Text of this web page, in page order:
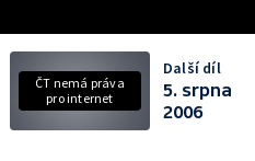
ČT nemá práva
pro internet
Další díl
5. srpna
2006